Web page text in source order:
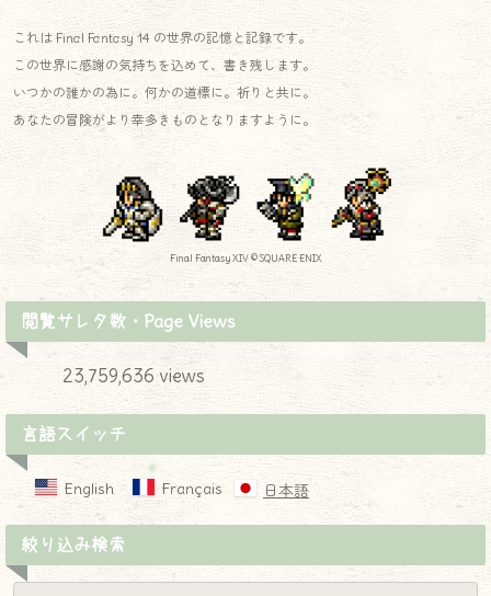
これは Final Fantasy 14 の世界の記憶と記録です。
この世界に感謝の気持ちを込めて、書き残します。
いつかの誰かの為に。何かの道標に。祈りと共に。
あなたの冒険がより幸多きものとなりますように。
Final Fantasy XIV © SQUARE ENIX
閲覧サレタ数・Page Views
23,759,636 views
言語スイッチ
English Français 日本語
絞り込み検索